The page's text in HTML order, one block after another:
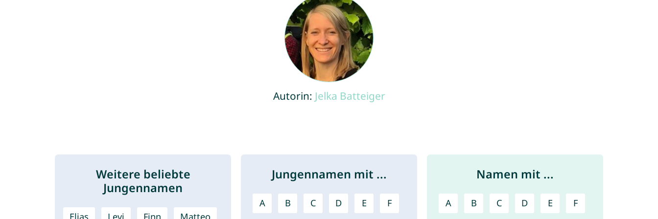
Autorin: Jelka Batteiger
Weitere beliebte
Jungennamen
Elias Levi Finn Matteo
Jungennamen mit ...
A B C D E F
Namen mit ...
A B C D E F